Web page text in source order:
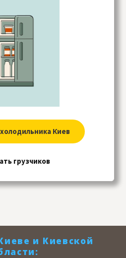
Киев
грузчиков
и Киевской